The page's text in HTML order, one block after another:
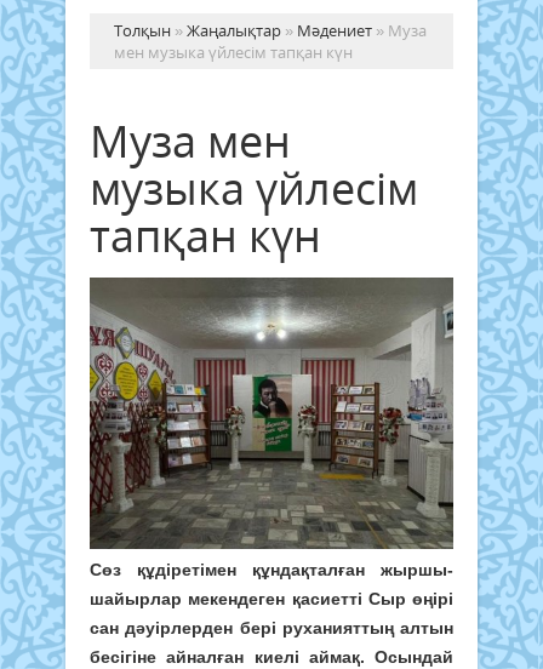
Толқын »Жаңалықтар » Мәдениет » Муза
мен музыка үйлесім тапқан күн
Муза мен
музыка үйлесім
тапқан күн
Сөз құдіретімен құндақталған жыршы-
шайырлар мекендеген қасиетті Сыр өңірі
сан дәуірлерден бері руханияттың алтын
бесігіне айналған киелі аймақ. Осындай